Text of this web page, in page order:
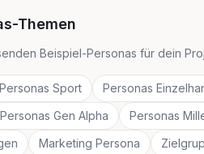
Themen
Beispiel-Personas für dein
Personas Sport Personas
Personas Gen Alpha Personas
Marketing Persona